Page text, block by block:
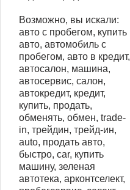
Возможно, вы искали:
авто с пробегом, купить
авто, автомобиль с
пробегом, авто в кредит,
автосалон, машина,
автосервис, салон,
автокредит, кредит,
купить, продать,
обменять, обмен, trаdе-
in, трейдин, трейд-ин,
аutо, продать авто,
быстро, саr, купить
машину, зеленая
автотека, арконтселект,